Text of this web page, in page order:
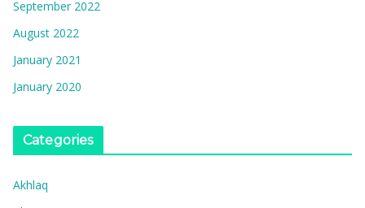
September 2022
August 2022
January 2021
January 2020
Categories
Akhlaq